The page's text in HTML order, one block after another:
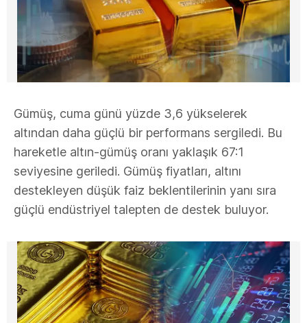
Gümüş, cuma günü yüzde 3,6 yükselerek
altından daha güçlü bir performans sergiledi. Bu
hareketle altın-gümüş oranı yaklaşık 67:1
seviyesine geriledi. Gümüş fiyatları, altını
destekleyen düşük faiz beklentilerinin yanı sıra
güçlü endüstriyel talepten de destek buluyor.